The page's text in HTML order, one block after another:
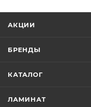
АКЦИИ
БРЕНДЫ
КАТАЛОГ
ЛАМИНАТ